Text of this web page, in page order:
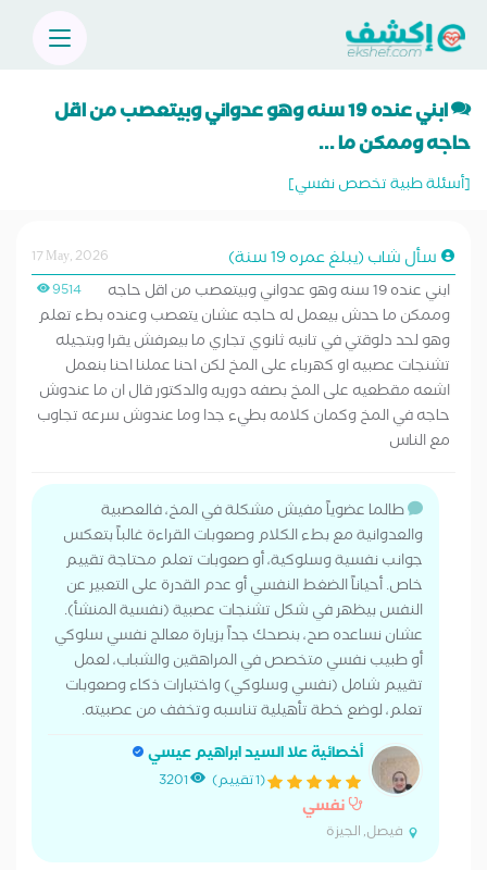
ابني عنده 19 سنه وهو عدواني وبيتعصب من اقل
حاجه وممكن ما ...
[أسئلة طبية تخصص نفسي]
سأل شاب (يبلغ عمره 19 سنة)
17 May, 2026
9514
ابني عنده 19 سنه وهو عدواني وبيتعصب من اقل حاجه
وممكن ما حدش بيعمل له حاجه عشان يتعصب وعنده بطء تعلم
وهو لحد دلوقتي في تانيه ثانوي تجاري ما بيعرفش يقرا وبتجيله
تشنجات عصبيه او كهرباء على المخ لكن احنا عملنا احنا بنعمل
اشعه مقطعيه على المخ بصفه دوريه والدكتور قال ان ما عندوش
حاجه في المخ وكمان كلامه بطيء جدا وما عندوش سرعه تجاوب
مع الناس
طالما عضوياً مفيش مشكلة في المخ، فالعصبية
والعدوانية مع بطء الكلام وصعوبات القراءة غالباً بتعكس
جوانب نفسية وسلوكية، أو صعوبات تعلم محتاجة تقييم
خاص. أحياناً الضغط النفسي أو عدم القدرة على التعبير عن
النفس بيظهر في شكل تشنجات عصبية (نفسية المنشأ).
​عشان نساعده صح، بنصحك جداً بزيارة معالج نفسي سلوكي
أو طبيب نفسي متخصص في المراهقين والشباب، لعمل
تقييم شامل (نفسي وسلوكي) واختبارات ذكاء وصعوبات
تعلم، لوضع خطة تأهيلية تناسبه وتخفف من عصبيته.
أخصائية علا السيد ابراهيم عيسي
(1 تقييم) 3201
نفسي
فيصل, الجيزة